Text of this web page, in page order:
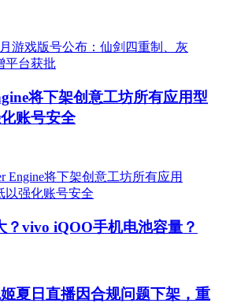
将下架创意工坊所有应用型
账号安全
？vivo iQOO手机电池容量？
夏日直播因合规问题下架，重